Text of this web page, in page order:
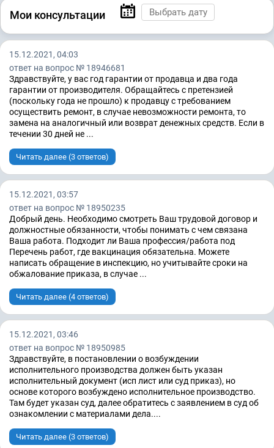
Мои консультации
15.12.2021, 04:03
ответ на вопрос № 18946681
Здравствуйте, у вас год гарантии от продавца и два года
гарантии от производителя. Обращайтесь с претензией
(поскольку года не прошло) к продавцу с требованием
осуществить ремонт, в случае невозможности ремонта, то
замена на аналогичный или возврат денежных средств. Если в
течении 30 дней не ...
Читать далее (3 ответов)
15.12.2021, 03:57
ответ на вопрос № 18950235
Добрый день. Необходимо смотреть Ваш трудовой договор и
должностные обязанности, чтобы понимать с чем связана
Ваша работа. Подходит ли Ваша профессия/работа под
Перечень работ, где вакцинация обязательна. Можете
написать обращение в инспекцию, но учитывайте сроки на
обжалование приказа, в случае ...
Читать далее (4 ответов)
15.12.2021, 03:46
ответ на вопрос № 18950985
Здравствуйте, в постановлении о возбуждении
исполнительного производства должен быть указан
исполнительный документ (исп лист или суд приказ), но
основе которого возбуждено исполнительное производство.
Там будет указан суд, далее обратитесь с заявлением в суд об
ознакомлении с материалами дела....
Читать далее (3 ответов)